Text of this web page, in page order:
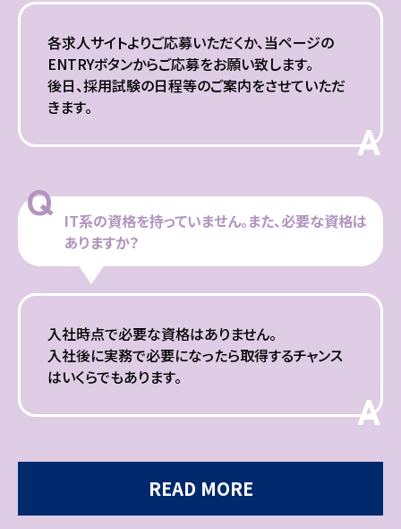
A
各求人サイトよりご応募いただくか、当ページの
ENTRYボタンからご応募をお願い致します。
後日、採用試験の日程等のご案内をさせていただ
きます。
Q
IT系の資格を持っていません。また、必要な資格は
ありますか？
A
入社時点で必要な資格はありません。
入社後に実務で必要になったら取得するチャンス
はいくらでもあります。
READ MORE